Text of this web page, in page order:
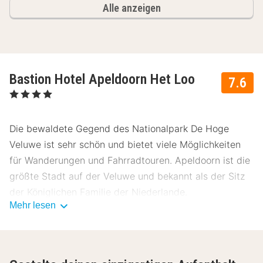
Alle anzeigen
7.6
Bastion Hotel Apeldoorn Het Loo
, 4 Sterne
Die bewaldete Gegend des Nationalpark De Hoge
Veluwe ist sehr schön und bietet viele Möglichkeiten
für Wanderungen und Fahrradtouren. Apeldoorn ist die
größte Stadt auf der Veluwe und bekannt als der Sitz
der Königlichen Familie der Niederlande.
Mehr lesen